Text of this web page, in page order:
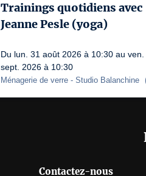
Trainings quotidiens avec
Jeanne Pesle (yoga)
Du lun. 31 août 2026 à 10:30 au ven.
sept. 2026 à 10:30
Ménagerie de verre - Studio Balanchine
Contactez-nous